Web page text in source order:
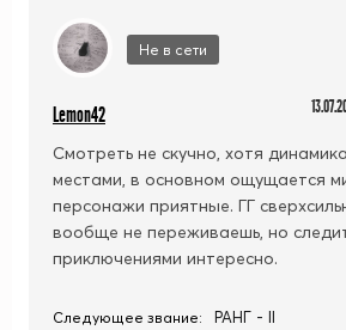
Не в сети
Lemon42
Смотреть не скучно, хотя
местами, в основном ощущается
персонажи приятные. ГГ
вообще не переживаешь, но
приключениями интересно.
Следующее звание: РАНГ - II